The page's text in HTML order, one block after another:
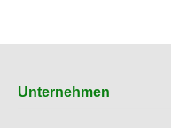
Unternehmen